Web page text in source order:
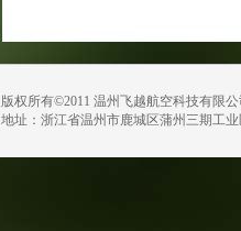
版权所有©2011 温州飞越航空科技有限
地址：浙江省温州市鹿城区蒲州三期工业